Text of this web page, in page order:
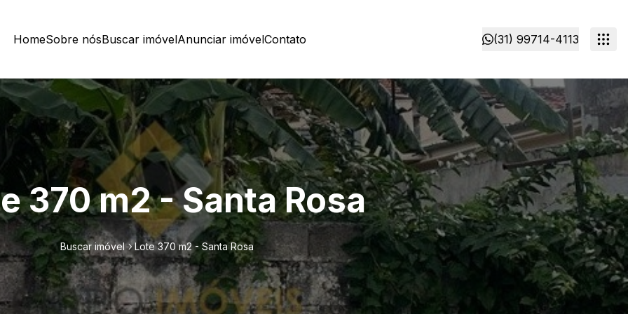
HomeSobre nósBuscar imóvelAnunciar imóvelContato (31) 99714-4113
370 m2 - Santa Rosa
Buscar imóvel Lote 370 m2 - Santa Rosa